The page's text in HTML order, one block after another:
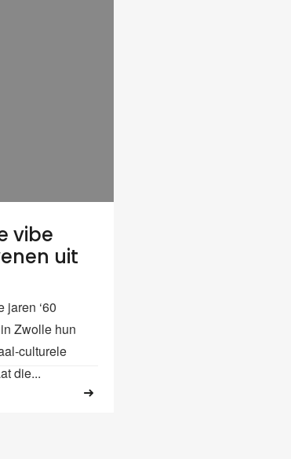
vibe
uit
jaren ‘60
Zwolle hun
culturele
die...